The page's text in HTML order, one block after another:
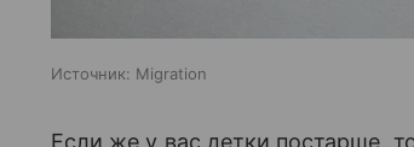
Источник: Migration
Если же у вас детки постарше,